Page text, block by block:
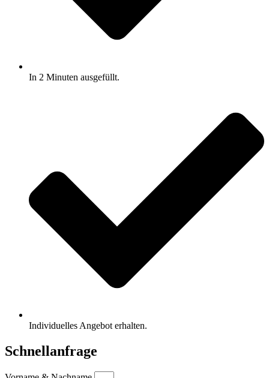
In 2 Minuten ausgefüllt.
Individuelles Angebot erhalten.
Schnellanfrage